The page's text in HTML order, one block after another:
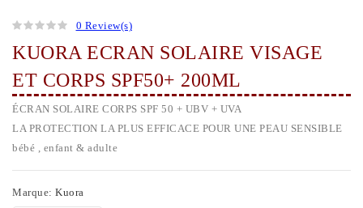
0 Review(s)
KUORA ECRAN SOLAIRE VISAGE
ET CORPS SPF50+ 200ML
ÉCRAN SOLAIRE CORPS SPF 50 + UBV + UVA
LA PROTECTION LA PLUS EFFICACE POUR UNE PEAU SENSIBLE
bébé , enfant & adulte
Marque: Kuora